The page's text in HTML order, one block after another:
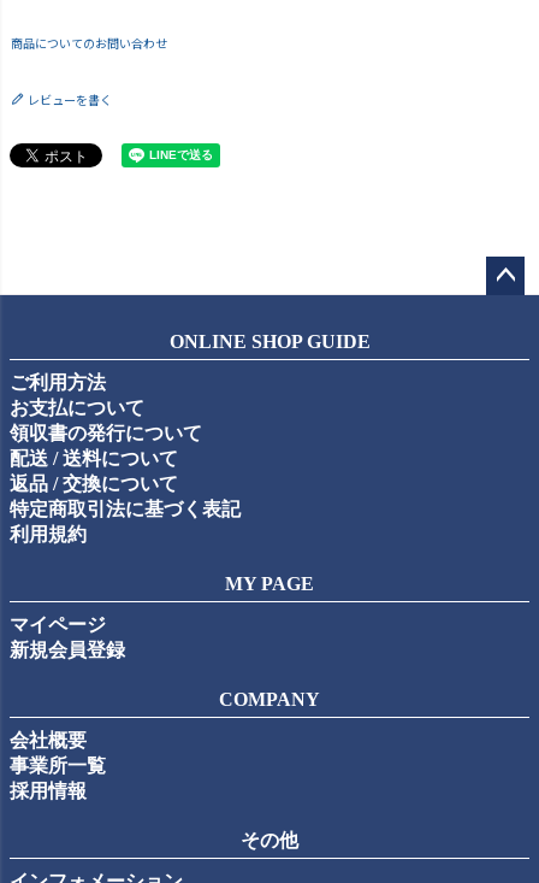
商品についてのお問い合わせ
レビューを書く
ップ
ONLINE SHOP GUIDE
ご利用方法
お支払について
領収書の発行について
配送 / 送料について
返品 / 交換について
特定商取引法に基づく表記
利用規約
MY PAGE
マイページ
新規会員登録
COMPANY
会社概要
事業所一覧
採用情報
その他